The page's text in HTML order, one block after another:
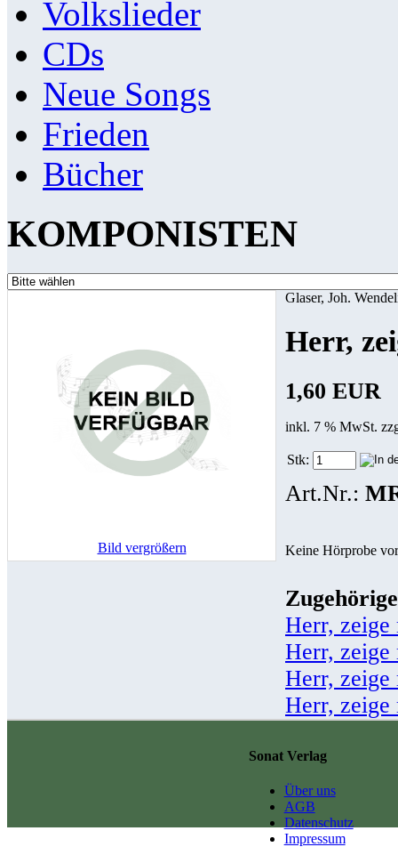
Volkslieder
CDs
Neue Songs
Frieden
Bücher
KOMPONISTEN
Bild vergrößern
Glaser, Joh.
Herr,
1,60 EUR
inkl. 7 % MwSt.
Stk:
Art.Nr.:
Keine Hörprobe
Herr, zeige
Herr, zeige
Herr,
Herr, zeige
Sonat Verlag
Über uns
AGB
Datenschutz
Impressum